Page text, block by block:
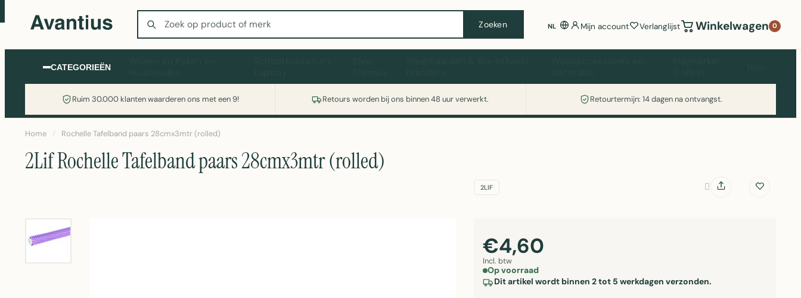
Zoeken
Zoeken NL Mijn account Verlanglijst Winkelwagen 0
CATEGORIEËN
Ruim 30.000 klanten waarderen ons met een 9! Retours worden bij ons binnen 48 uur verwerkt. Retourtermijn: 14 dagen na ontvangst.
Wasmachine of koelkast nodig? Vergelijk alle prijzen op Witgoedaanbod.nl
Home / Rochelle Tafelband paars 28cmx3mtr (rolled)
2Lif Rochelle Tafelband paars 28cmx3mtr (rolled)
2LIF
€4,60
Incl. btw
Op voorraad
Dit artikel wordt binnen 2 tot 5 werkdagen verzonden.